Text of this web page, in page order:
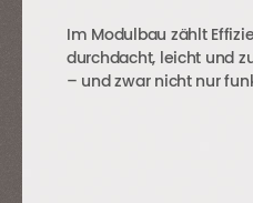
Im Modulbau zählt
durchdacht, leicht und
– und zwar nicht nur